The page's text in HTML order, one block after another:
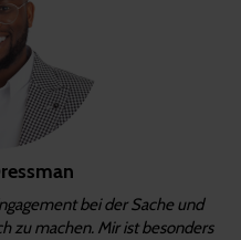
bei der Sache und
zu machen. Mir ist besonders